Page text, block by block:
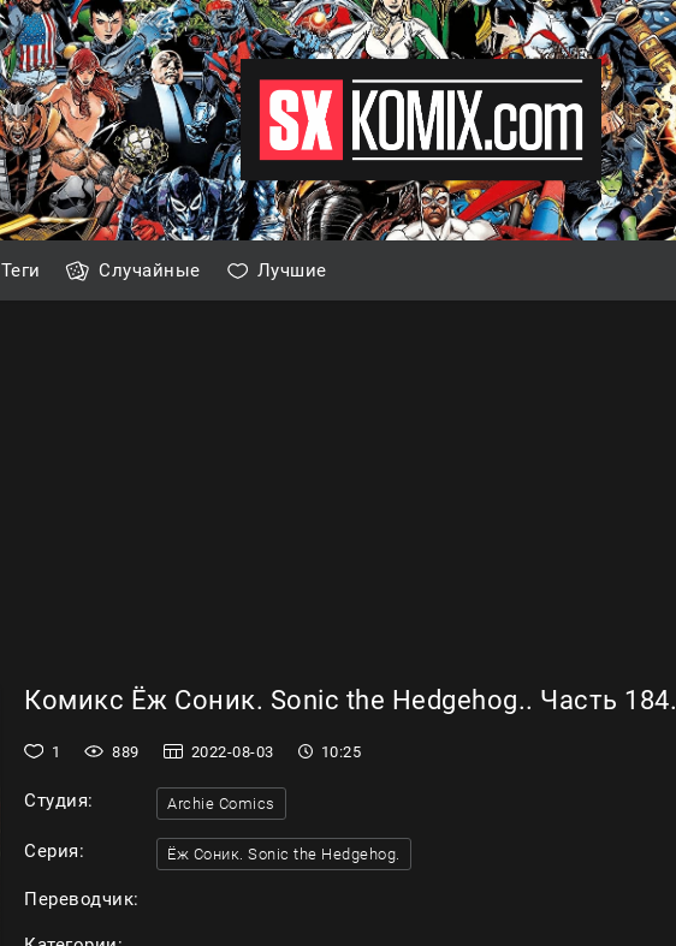
Теги Случайные Лучшие
Комикс Ёж Соник. Sonic the Hedgehog.. Часть 184.
1 889 2022-08-03 10:25
Студия: Archie Comics
Серия: Ёж Соник. Sonic the Hedgehog.
Переводчик: